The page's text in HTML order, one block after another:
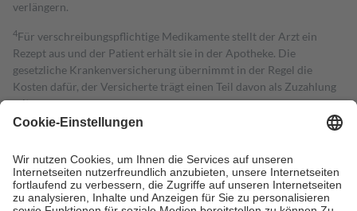
verlängern.
4Für verschreibungspflichtige Medikamente stellt der Arzt ein
Rezept aus und der Patient erhält sie in der Apotheke. Die
gesetzliche Krankenversicherung übernimmt in der Regel die
Kosten dafür, der Versicherte trägt einen Teil davon als Zuzahlung
mit.
Grundsätzlich leisten Mitglieder Zuzahlungen in Höhe von zehn
höchstens zehn Euro.
Es sind jedoch nie mehr als die tatsächlichen
Kosten der Leistung zu entrichten.
Diese Regeln gelten grundsätzlich auch für Online-Apotheken.
Bei Heilmitteln und häuslicher Krankenpflege beträgt die